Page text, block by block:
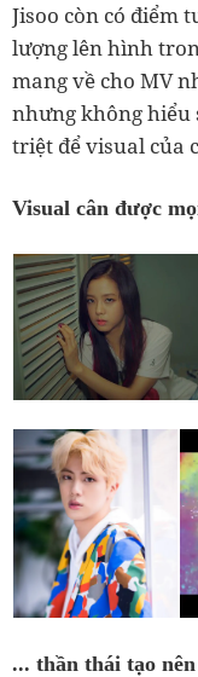
Jisoo còn có điểm
lượng lên hình
mang về cho MV
nhưng không hiểu
triệt để visual của
Visual cân được
... thần thái tạo